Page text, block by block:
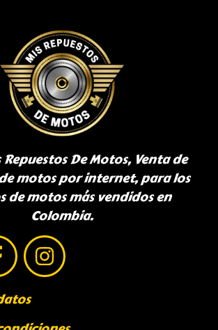
Repuestos De Motos, Venta de
motos por internet, para los
de motos más vendidos en
Colombia.